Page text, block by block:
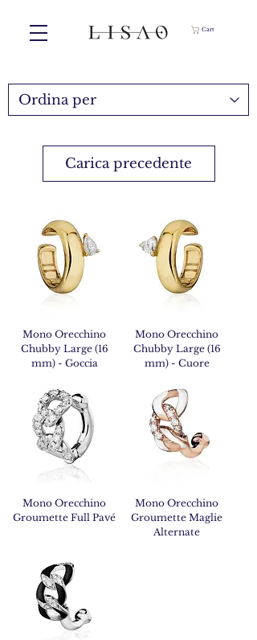
Cart
Carica precedente
Mono Orecchino
Chubby Large (16
mm) - Goccia
Mono Orecchino
Chubby Large (16
mm) - Cuore
Mono Orecchino
Groumette Full Pavé
Mono Orecchino
Groumette Maglie
Alternate